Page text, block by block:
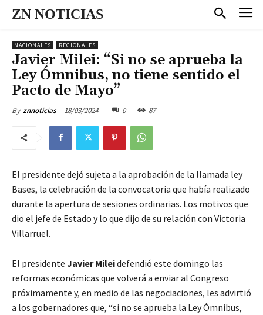
ZN NOTICIAS
NACIONALES REGIONALES
Javier Milei: “Si no se aprueba la
Ley Ómnibus, no tiene sentido el
Pacto de Mayo”
By znnoticias 18/03/2024 0 87
El presidente dejó sujeta a la aprobación de la llamada ley
Bases, la celebración de la convocatoria que había realizado
durante la apertura de sesiones ordinarias. Los motivos que
dio el jefe de Estado y lo que dijo de su relación con Victoria
Villarruel.
El presidente Javier Mileidefendió este domingo las
reformas económicas que volverá a enviar al Congreso
próximamente y, en medio de las negociaciones, les advirtió
a los gobernadores que, “si no se aprueba la Ley Ómnibus,